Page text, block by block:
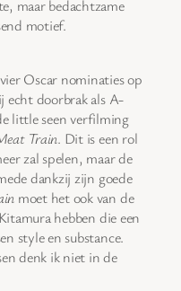
maar bedachtzame
motief.
Oscar nominaties op
echt doorbrak als A-
little seen verfilming
Train. Dit is een rol
zal spelen, maar de
dankzij zijn goede
moet het ook van de
hebben die een
style en substance.
denk ik niet in de